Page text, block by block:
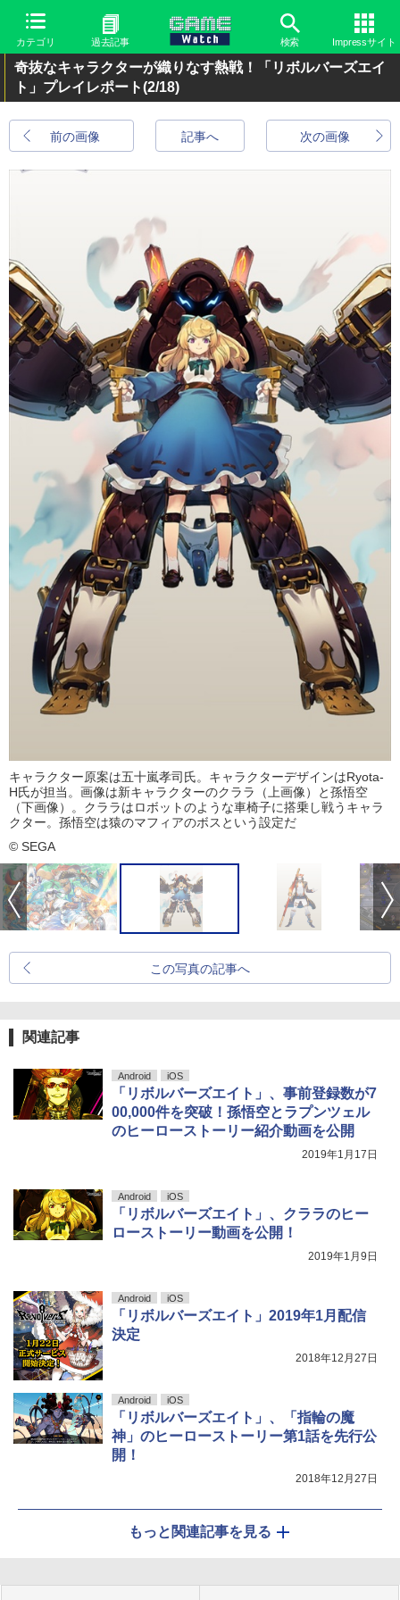
カテゴリ 過去記事 検索 Impressサイト
奇抜なキャラクターが織りなす熱戦！「リボルバーズエイ
ト」プレイレポート(2/18)
前の画像 次の画像
記事へ
キャラクター原案は五十嵐孝司氏。キャラクターデザインはRyota-
H氏が担当。画像は新キャラクターのクララ（上画像）と孫悟空
（下画像）。クララはロボットのような車椅子に搭乗し戦うキャラ
クター。孫悟空は猿のマフィアのボスという設定だ
© SEGA
この写真の記事へ
関連記事
Android iOS
「リボルバーズエイト」、事前登録数が7
00,000件を突破！孫悟空とラプンツェル
のヒーローストーリー紹介動画を公開
2019年1月17日
Android iOS
「リボルバーズエイト」、クララのヒー
ローストーリー動画を公開！
2019年1月9日
Android iOS
「リボルバーズエイト」2019年1月配信
決定
2018年12月27日
Android iOS
「リボルバーズエイト」、「指輪の魔
神」のヒーローストーリー第1話を先行公
開！
2018年12月27日
もっと関連記事を見る